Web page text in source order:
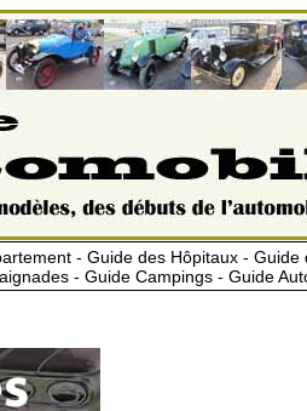
- Guide des Hôpitaux -
- Guide Campings - Guide